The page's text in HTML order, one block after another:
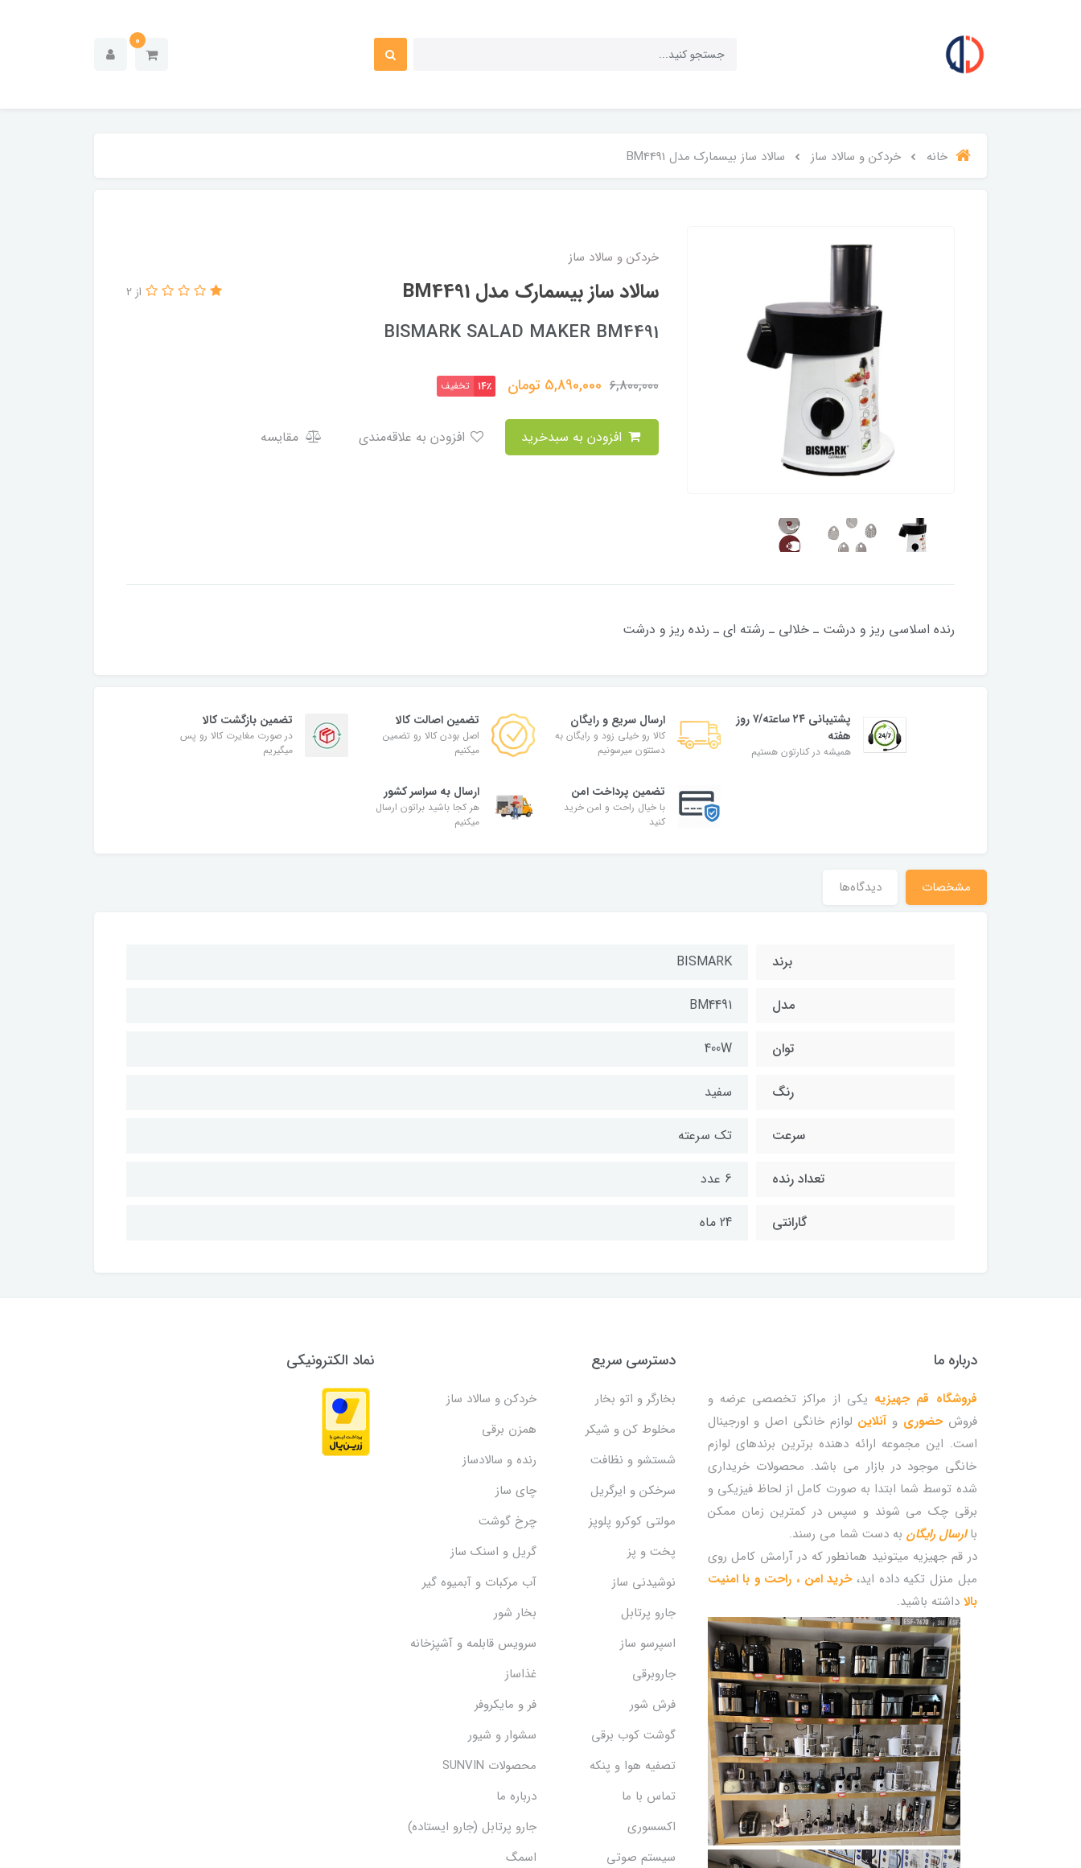
0
خانه خردکن و سالاد ساز سالاد ساز بیسمارک مدل BM4491
خردکن و سالاد ساز
سالاد ساز بیسمارک مدل BM4491 از 2
BISMARK SALAD MAKER BM4491
6,800,000
5,890,000 تومان 14٪ تخفیف
مقایسه
رنده اسلاسی ریز و درشت ـ خلالی ـ رشته ای ـ رنده ریز و درشت
پشتیبانی ۲۴ ساعته/۷ روز
هفته
همیشه در کنارتون هستیم
ارسال سریع و رایگان
کالا رو خیلی زود و رایگان به
دستتون میرسونیم
تضمین اصالت کالا
اصل بودن کالا رو تضمین
میکنیم
تضمین بازگشت کالا
در صورت مغایرت کالا رو پس
میگیریم
تضمین پرداخت امن
با خیال راحت و امن خرید
کنید
ارسال به سراسر کشور
هر کجا باشید براتون ارسال
میکنیم
مشخصات دیدگاه‌ها
برند BISMARK
مدل BM4491
توان 400W
رنگ سفید
سرعت تک سرعته
تعداد رنده 6 عدد
گارانتی 24 ماه
درباره ما
فروشگاه قم جهیزیه یکی از مراکز تخصصی عرضه و
فروشحضوری و آنلاین لوازم خانگی اصل و اورجینال
است. این مجموعه ارائه دهنده برترین برندهای لوازم
خانگی موجود در بازار می باشد. محصولات خریداری
شده توسط شما ابتدا به صورت کامل از لحاظ فیزیکی و
برقی چک می شوند و سپس در کمترین زمان ممکن
با ارسال رایگان به دست شما می رسند.
در قم جهیزیه میتونید همانطور که در آرامش کامل روی
مبل منزل تکیه داده اید،خرید امن ، راحت و با امنیت
بالا داشته باشید.
دسترسی سریع
بخارگر و اتو بخار
خردکن و سالاد ساز
مخلوط کن و شیکر
همزن برقی
شستشو و نظافت
رنده و سالادساز
سرخکن و ایرگریل
چای ساز
مولتی کوکرو پلوپز
چرخ گوشت
پخت و پز
گریل و اسنک‌ ساز
نوشیدنی ساز
آب مرکبات و آبمیوه گیر
جارو پرتابل
بخار شور
اسپرسو ساز
سرویس قابلمه و آشپزخانه
جاروبرقی
غذاساز
فرش شور
فر و مایکروفر
گوشت کوب برقی
سشوار و شیور
تصفیه هوا و پنکه
محصولات SUNVIN
تماس با ما
درباره ما
اکسسوری
جارو پرتابل (جارو ایستاده)
سیستم صوتی
اسمگ
نماد الکترونیکی